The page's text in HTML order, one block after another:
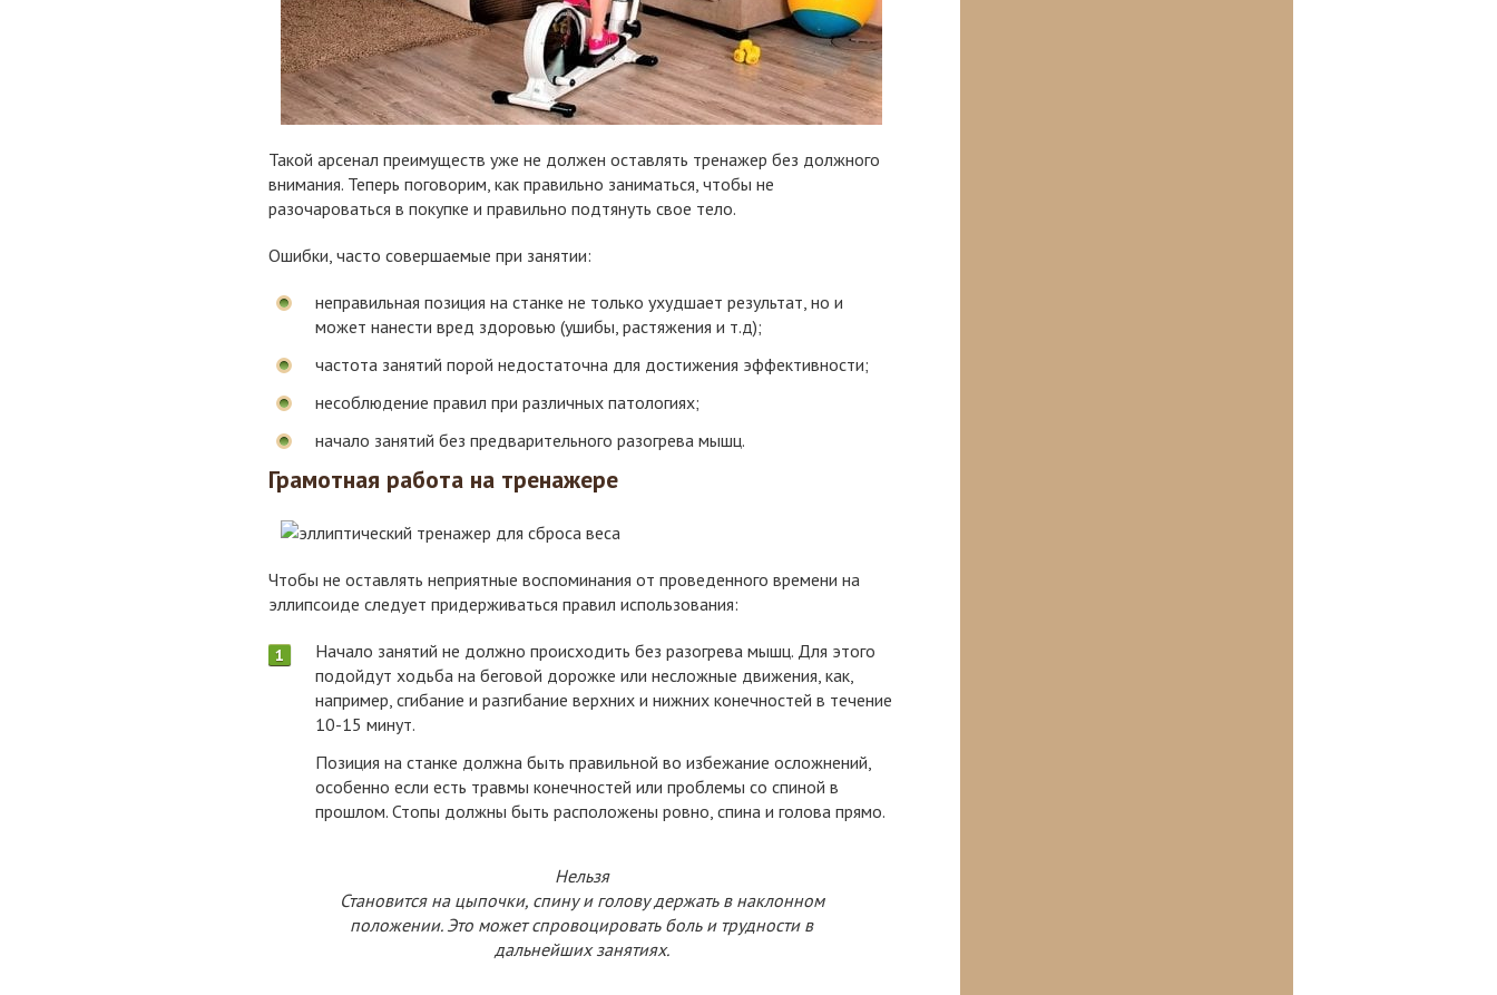
Такой арсенал преимуществ уже не должен оставлять тренажер без должного
внимания. Теперь поговорим, как правильно заниматься, чтобы не
разочароваться в покупке и правильно подтянуть свое тело.
Ошибки, часто совершаемые при занятии:
неправильная позиция на станке не только ухудшает результат, но и
может нанести вред здоровью (ушибы, растяжения и т.д);
частота занятий порой недостаточна для достижения эффективности;
несоблюдение правил при различных патологиях;
начало занятий без предварительного разогрева мышц.
Грамотная работа на тренажере
Чтобы не оставлять неприятные воспоминания от проведенного времени на
эллипсоиде следует придерживаться правил использования:
Начало занятий не должно происходить без разогрева мышц. Для этого
подойдут ходьба на беговой дорожке или несложные движения, как,
например, сгибание и разгибание верхних и нижних конечностей в течение
10-15 минут.
Позиция на станке должна быть правильной во избежание осложнений,
особенно если есть травмы конечностей или проблемы со спиной в
прошлом. Стопы должны быть расположены ровно, спина и голова прямо.
Нельзя
Становится на цыпочки, спину и голову держать в наклонном
положении. Это может спровоцировать боль и трудности в
дальнейших занятиях.